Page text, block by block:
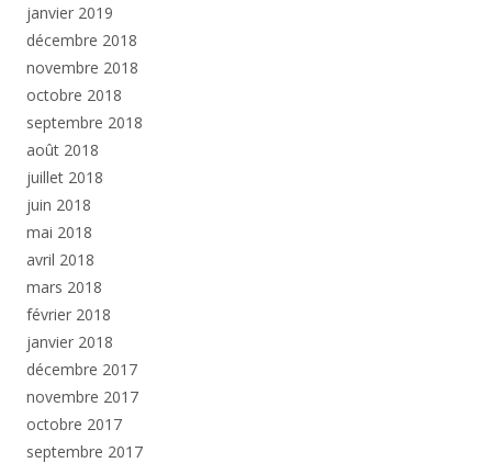
janvier 2019
décembre 2018
novembre 2018
octobre 2018
septembre 2018
août 2018
juillet 2018
juin 2018
mai 2018
avril 2018
mars 2018
février 2018
janvier 2018
décembre 2017
novembre 2017
octobre 2017
septembre 2017